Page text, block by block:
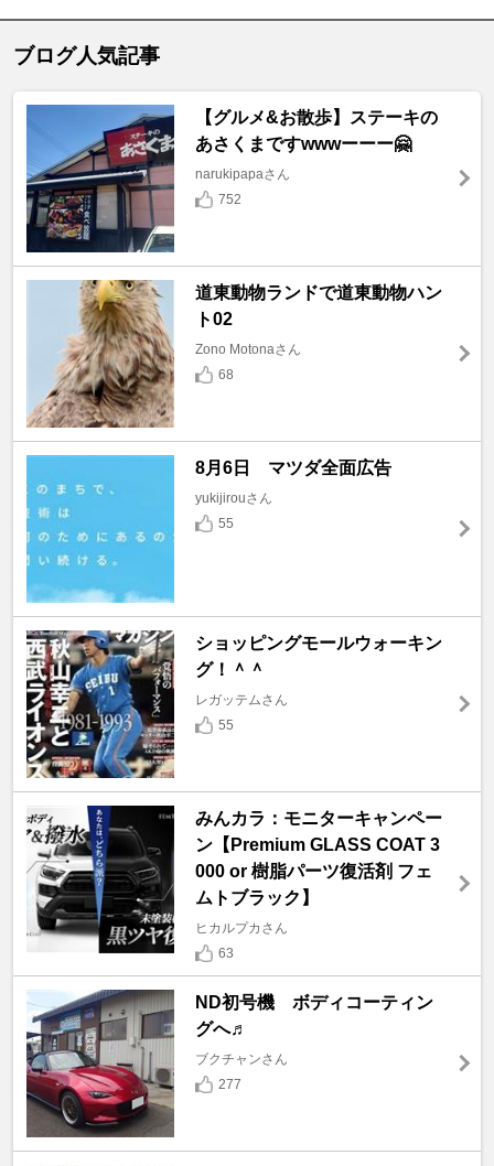
ブログ人気記事
【グルメ&お散歩】ステーキの
あさくまですwwwーーー🤗
narukipapaさん
752
道東動物ランドで道東動物ハン
ト02
Zono Motonaさん
68
8月6日 マツダ全面広告
yukijirouさん
55
ショッピングモールウォーキン
グ！＾＾
レガッテムさん
55
みんカラ：モニターキャンペー
ン【Premium GLASS COAT 3
000 or 樹脂パーツ復活剤 フェ
ムトブラック】
ヒカルプカさん
63
ND初号機 ボディコーティン
グへ♬
ブクチャンさん
277